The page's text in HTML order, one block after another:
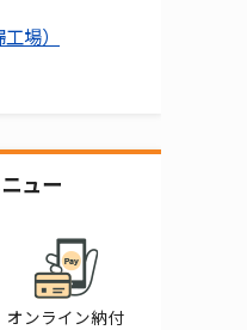
場）
ュー
オンライン納付